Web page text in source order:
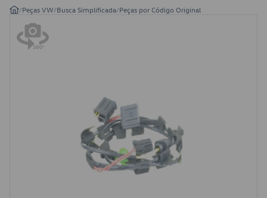
/Peças VW/Busca Simplificada/Peças por Código Original